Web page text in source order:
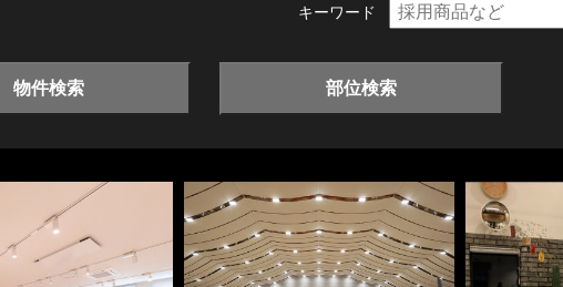
キーワード
物件検索 部位検索